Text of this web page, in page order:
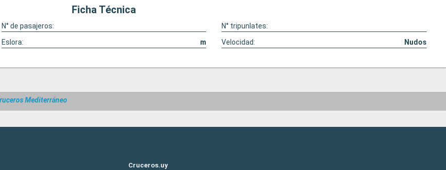
Ficha Técnica
N° de pasajeros:
N° tripunlates:
Eslora: m Velocidad: Nudos
Mediterráneo
Cruceros.uy